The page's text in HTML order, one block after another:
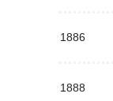
1886
1888